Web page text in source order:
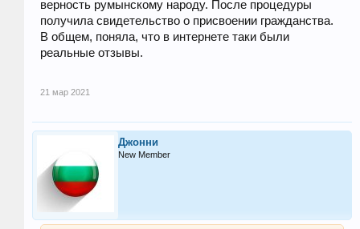
верность румынскому народу. После процедуры
получила свидетельство о присвоении гражданства.
В общем, поняла, что в интернете таки были
реальные отзывы.
21 мар 2021
Джонни
New Member